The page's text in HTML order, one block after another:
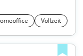
Vollzeit